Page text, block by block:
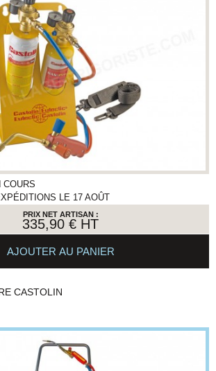
COURS
LE 17 AOÛT
PRIX NET ARTISAN :
335,90 € HT
AJOUTER AU PANIER
CASTOLIN